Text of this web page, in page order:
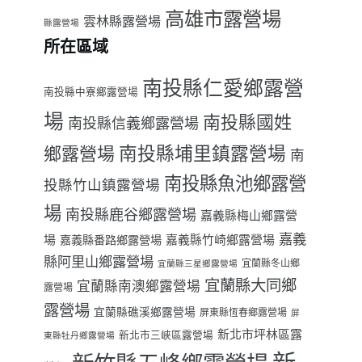
縣露營場 雲林縣露營場 高雄市露營場
所在區域
南投縣中寮鄉露營場 南投縣仁愛鄉露營
場 南投縣信義鄉露營場 南投縣國姓
鄉露營場 南投縣埔里鎮露營場 南
投縣竹山鎮露營場 南投縣魚池鄉露營
場 南投縣鹿谷鄉露營場 嘉義縣梅山鄉露營
場 嘉義縣番路鄉露營場 嘉義縣竹崎鄉露營場 嘉義
縣阿里山鄉露營場 宜蘭縣三星鄉露營場 宜蘭縣冬山鄉
露營場 宜蘭縣南澳鄉露營場 宜蘭縣大同鄉
露營場 宜蘭縣礁溪鄉露營場 屏東縣恆春鄉露營場 屏
東縣牡丹鄉露營場 新北市三峽區露營場 新北市坪林區露